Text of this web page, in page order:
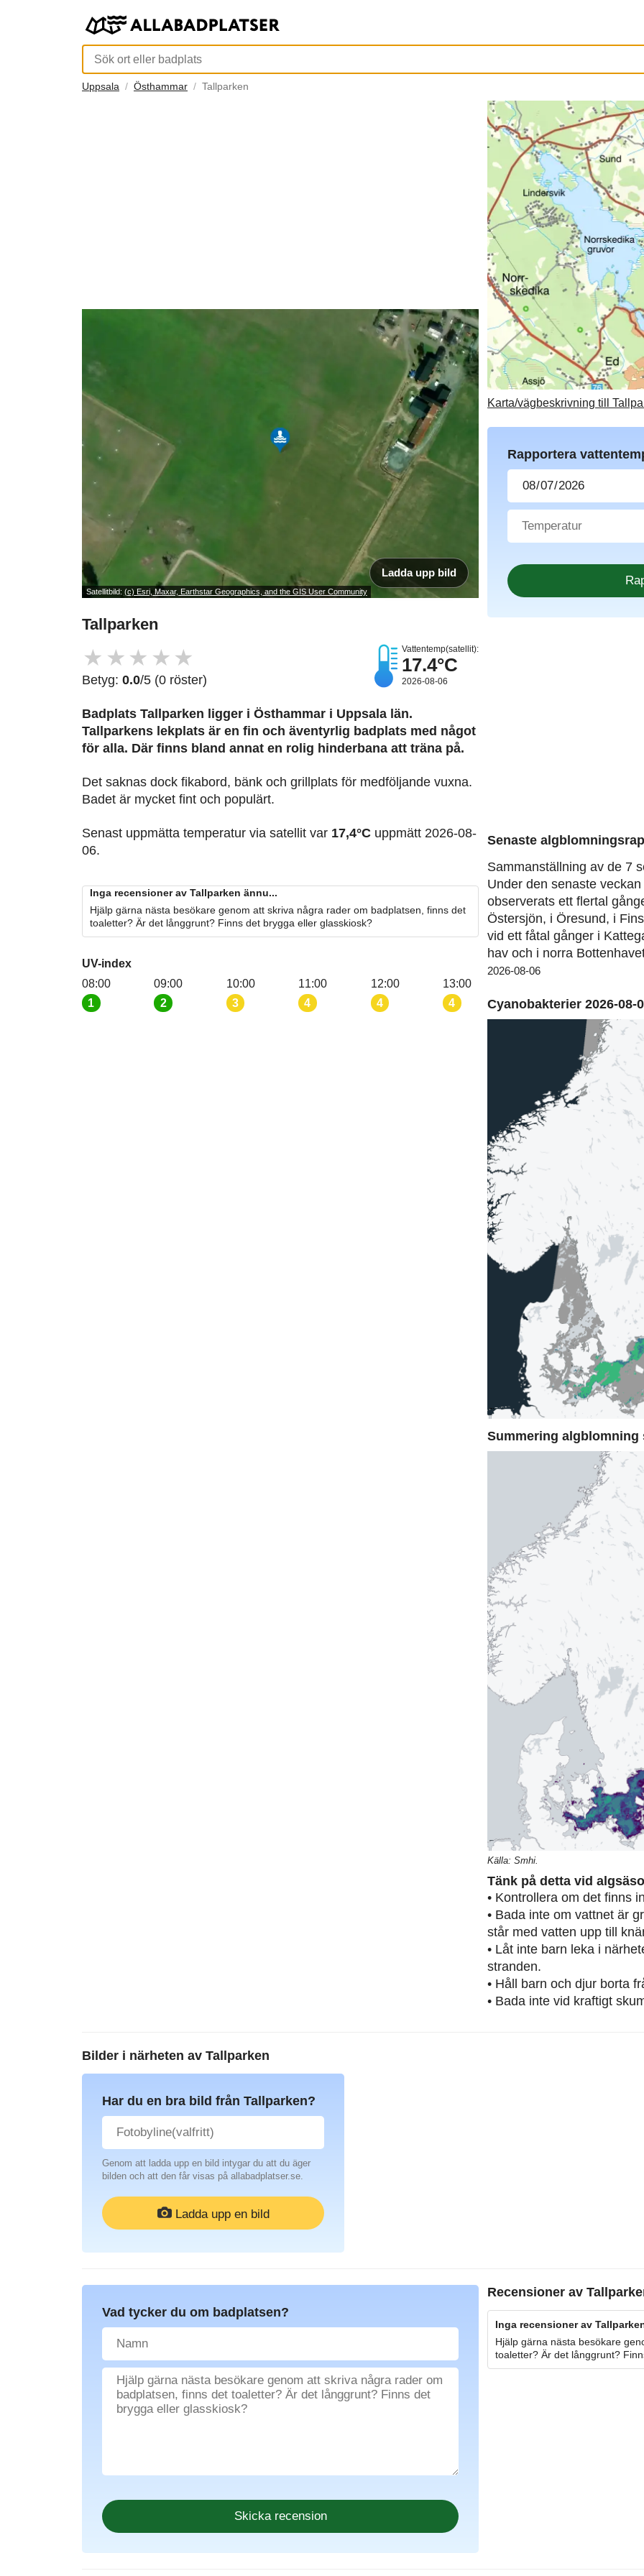
Uppsala Östhammar Tallparken
Satellitbild: (c) Esri, Maxar, Earthstar Geographics, and the GIS User Community
Ladda upp bild
Tallparken
★ ★ ★ ★ ★
Betyg: 0.0/5 (0 röster)
Vattentemp(satellit):
17.4°C
2026-08-06
Badplats Tallparken ligger i Östhammar i Uppsala län.
Tallparkens lekplats är en fin och äventyrlig badplats med något
för alla. Där finns bland annat en rolig hinderbana att träna på.
Det saknas dock fikabord, bänk och grillplats för medföljande vuxna.
Badet är mycket fint och populärt.
Senast uppmätta temperatur via satellit var 17,4°C uppmätt 2026-08-
06.
Inga recensioner av Tallparken ännu...
Hjälp gärna nästa besökare genom att skriva några rader om badplatsen, finns det
toaletter? Är det långgrunt? Finns det brygga eller glasskiosk?
UV-index
08:00
1
09:00
2
10:00
3
11:00
4
12:00
4
13:00
4
Karta/vägbeskrivning till
Rapportera
Senaste
Sammanställning av de 7
Under den senaste
observerats ett flertal
Östersjön, i Öresund, i
vid ett fåtal gånger i
hav och i norra
2026-08-06
Cyanobakterier 2026-08-
Summering algblomning
Källa: Smhi.
Tänk på detta vid
• Kontrollera om det finns
• Bada inte om vattnet är
står med vatten upp till
• Låt inte barn leka i
stranden.
• Håll barn och djur borta
• Bada inte vid kraftigt
Bilder i närheten av Tallparken
Har du en bra bild från Tallparken?
Genom att ladda upp en bild intygar du att du äger
bilden och att den får visas på allabadplatser.se.
Ladda upp en bild
Recensioner av
Inga recensioner av
Hjälp gärna nästa besökare
toaletter? Är det långgrunt?
Vad tycker du om badplatsen?